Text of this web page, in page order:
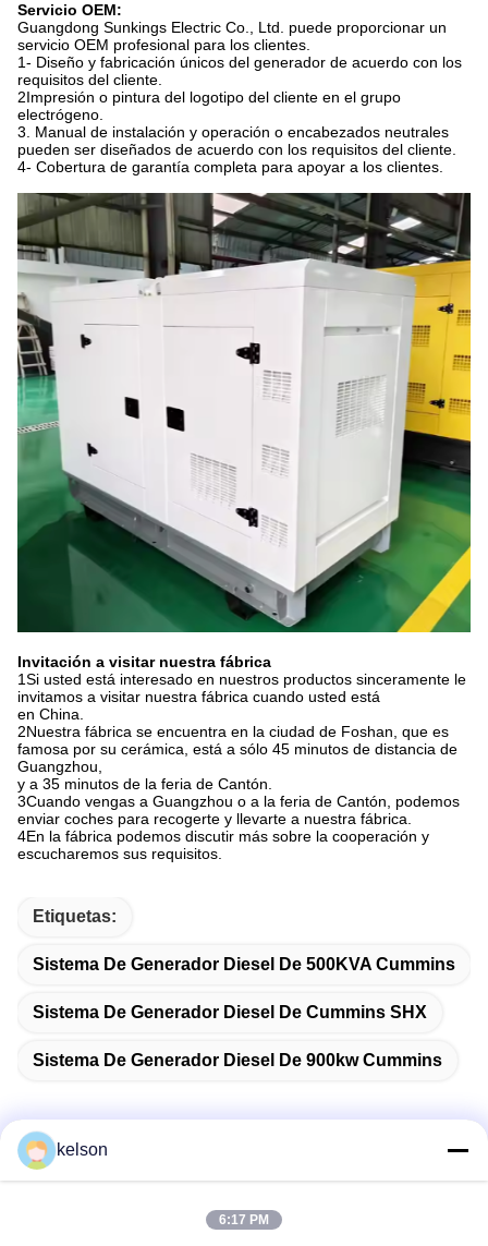
Servicio OEM:
Guangdong Sunkings Electric Co., Ltd. puede proporcionar un
servicio OEM profesional para los clientes.
1- Diseño y fabricación únicos del generador de acuerdo con los
requisitos del cliente.
2Impresión o pintura del logotipo del cliente en el grupo
electrógeno.
3. Manual de instalación y operación o encabezados neutrales
pueden ser diseñados de acuerdo con los requisitos del cliente.
4- Cobertura de garantía completa para apoyar a los clientes.
Invitación a visitar nuestra fábrica
1Si usted está interesado en nuestros productos sinceramente le
invitamos a visitar nuestra fábrica cuando usted está
en China.
2Nuestra fábrica se encuentra en la ciudad de Foshan, que es
famosa por su cerámica, está a sólo 45 minutos de distancia de
Guangzhou,
y a 35 minutos de la feria de Cantón.
3Cuando vengas a Guangzhou o a la feria de Cantón, podemos
enviar coches para recogerte y llevarte a nuestra fábrica.
4En la fábrica podemos discutir más sobre la cooperación y
escucharemos sus requisitos.
Etiquetas:
Sistema De Generador Diesel De 500KVA Cummins
Sistema De Generador Diesel De Cummins SHX
Sistema De Generador Diesel De 900kw Cummins
kelson
6:17 PM